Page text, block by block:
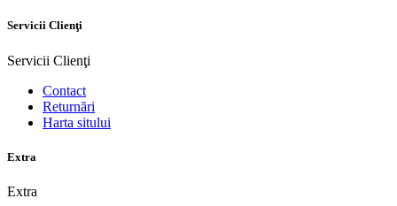
Servicii Clienţi
Servicii Clienţi
Contact
Returnări
Harta sitului
Extra
Extra